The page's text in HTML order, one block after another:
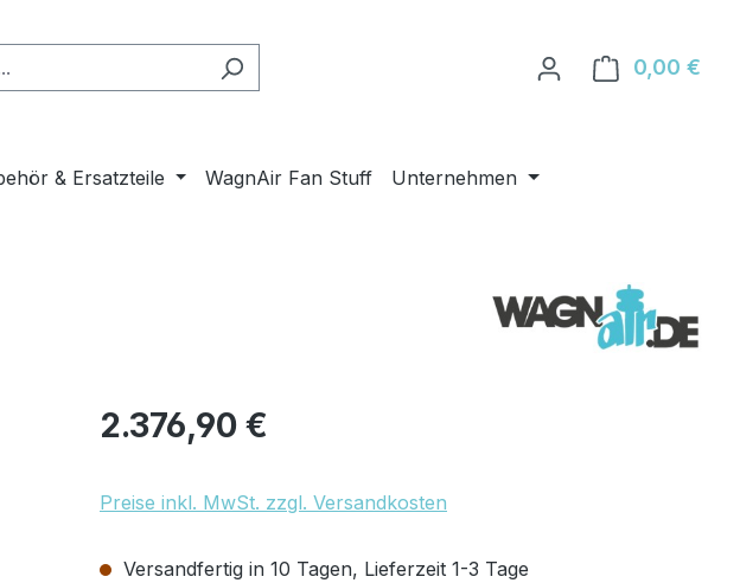
0,00 €
& Ersatzteile WagnAir Fan Stuff Unternehmen
Regulärer Preis:
2.376,90 €
Preise inkl. MwSt. zzgl. Versandkosten
Versandfertig in 10 Tagen, Lieferzeit 1-3 Tage